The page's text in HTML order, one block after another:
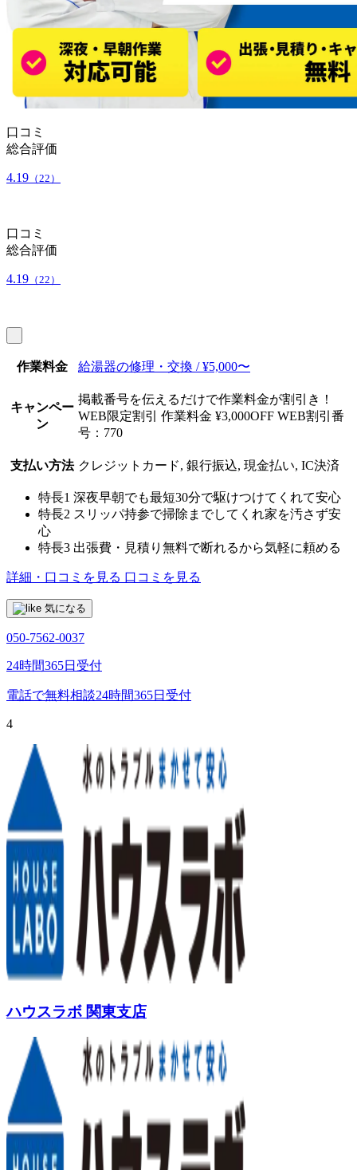
口コミ
総合評価
4.19 （22）
口コミ
総合評価
4.19 （22）
作業料金 給湯器の修理・交換 / ¥5,000〜
キャンペー
ン
掲載番号を伝えるだけで作業料金が割引き！
WEB限定割引 作業料金 ¥3,000OFF WEB割引番
号：770
支払い方法 クレジットカード, 銀行振込, 現金払い, IC決済
特長1 深夜早朝でも最短30分で駆けつけてくれて安心
特長2 スリッパ持参で掃除までしてくれ家を汚さず安
心
特長3 出張費・見積り無料で断れるから気軽に頼める
詳細・口コミを見る 口コミを見る
気になる
050-7562-0037
24時間365日受付
電話で無料相談24時間365日受付
4
ハウスラボ 関東支店